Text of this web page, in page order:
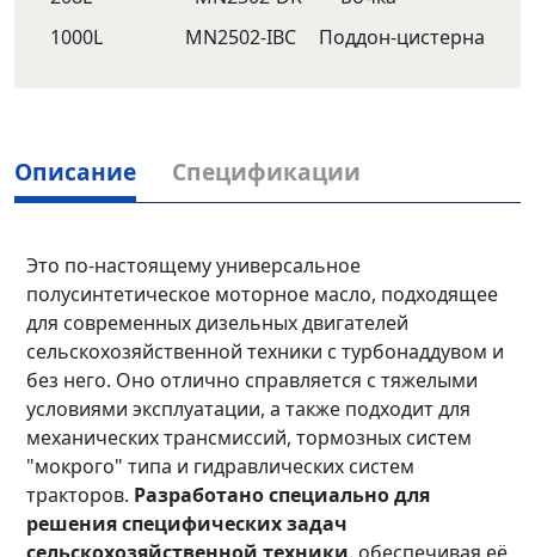
1000L
MN2502-IBC Поддон-цистерна
Описание Спецификации
Это по-настоящему универсальное
полусинтетическое моторное масло, подходящее
для современных дизельных двигателей
сельскохозяйственной техники с турбонаддувом и
без него. Оно отлично справляется с тяжелыми
условиями эксплуатации, а также подходит для
механических трансмиссий, тормозных систем
"мокрого" типа и гидравлических систем
тракторов. Разработано специально для
решения специфических задач